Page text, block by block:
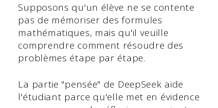
Supposons qu'un élève ne se contente
pas de mémoriser des formules
mathématiques, mais qu'il veuille
comprendre comment résoudre des
problèmes étape par étape.
La partie "pensée" de DeepSeek aide
l'étudiant parce qu'elle met en évidence